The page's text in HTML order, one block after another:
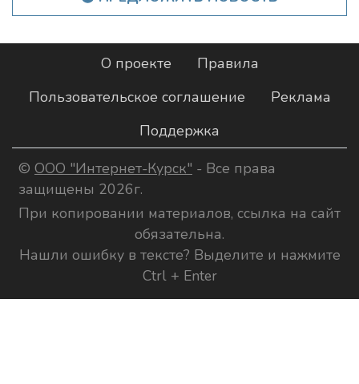
О проекте
Правила
Пользовательское соглашение
Реклама
Поддержка
© ООО "Интернет-Курск" - Все права
защищены 2026г.
При копировании материалов, ссылка на сайт
обязательна.
Нашли ошибку в тексте? Выделите и нажмите
Ctrl + Enter